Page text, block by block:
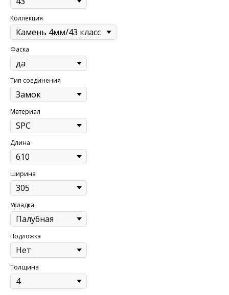
Коллекция
Фаска
Тип соединения
Материал
Длина
ширина
Укладка
Подложка
Толщина